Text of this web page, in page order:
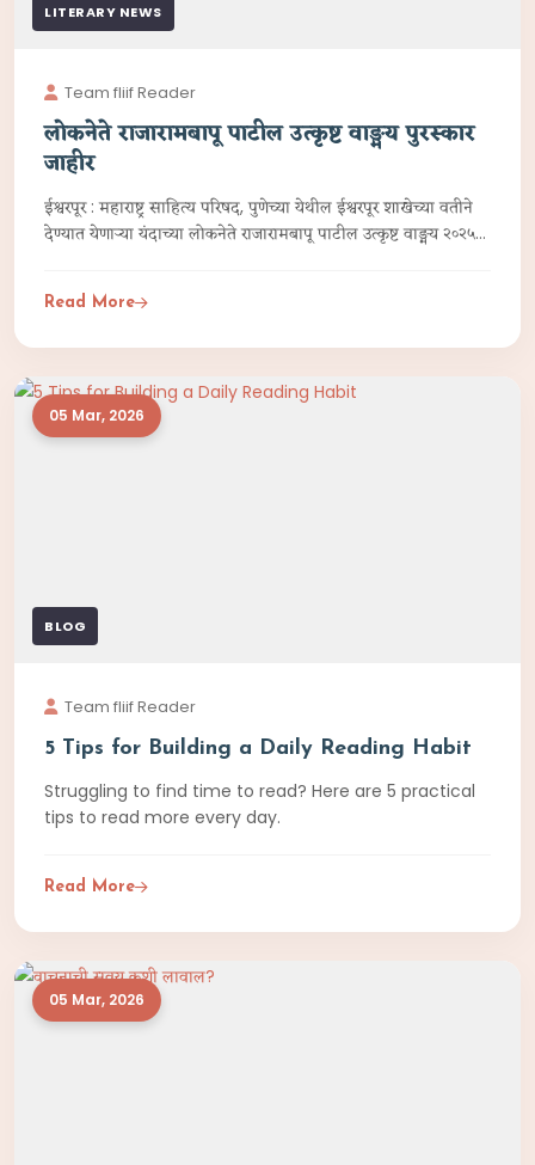
LITERARY NEWS
Team fliif Reader
लोकनेते राजारामबापू पाटील उत्कृष्ट वाङ्मय पुरस्कार
जाहीर
ईश्वरपूर : महाराष्ट्र साहित्य परिषद, पुणेच्या येथील ईश्वरपूर शाखेच्या वतीने
देण्यात येणाऱ्या यंदाच्या लोकनेते राजारामबापू पाटील उत्कृष्ट वाङ्मय २०२५
Read More
05 Mar, 2026
BLOG
Team fliif Reader
5 Tips for Building a Daily Reading Habit
Struggling to find time to read? Here are 5 practical
tips to read more every day.
Read More
05 Mar, 2026